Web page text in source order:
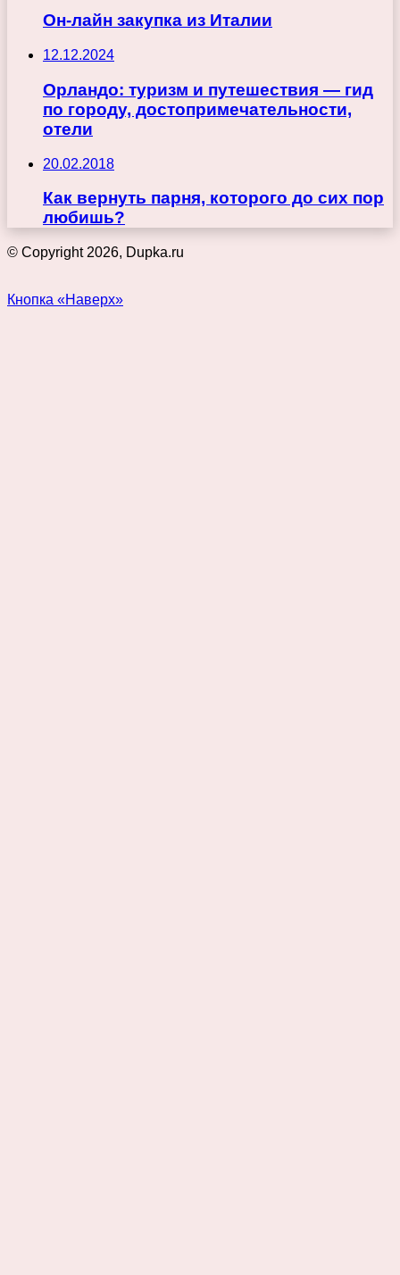
Он-лайн закупка из Италии
12.12.2024
Орландо: туризм и путешествия — гид
по городу, достопримечательности,
отели
20.02.2018
Как вернуть парня, которого до сих пор
любишь?
© Copyright 2026, Dupka.ru
Кнопка «Наверх»